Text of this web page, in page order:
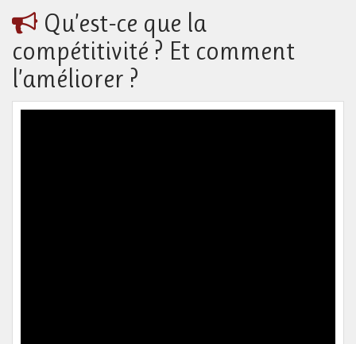
Qu’est-ce que la
compétitivité ? Et comment
l’améliorer ?